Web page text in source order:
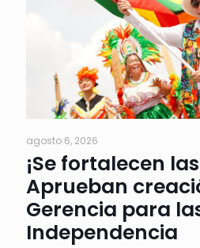
agosto 6, 2026
¡Se fortalecen
Aprueban
Gerencia para
Independencia